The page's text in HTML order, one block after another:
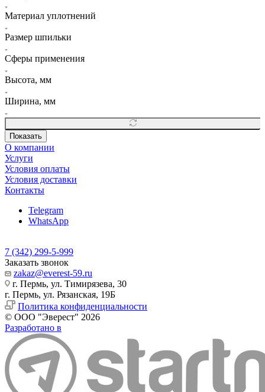
Материал уплотнений
Размер шпильки
Сферы применения
Высота, мм
Ширина, мм
Показать
О компании
Услуги
Условия оплаты
Условия доставки
Контакты
Telegram
WhatsApp
7 (342) 299-5-999
Заказать звонок
zakaz@everest-59.ru
г. Пермь, ул. Тимирязева, 30
г. Пермь, ул. Рязанская, 19Б
Политика конфиденциальности
© ООО "Эверест" 2026
Разработано в